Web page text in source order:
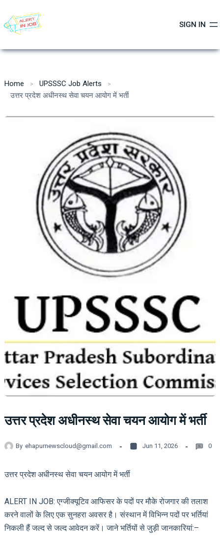
content
SIGN IN
Home
UPSSSC Job Alerts
उत्तर प्रदेश अधीनस्थ सेवा चयन आयोग में भर्ती
उत्तर प्रदेश अधीनस्थ सेवा चयन आयोग में भर्ती
By ehapurnewscloud@gmail.com Jun 11, 2026 0
उत्तर प्रदेश अधीनस्थ सेवा चयन आयोग में भर्ती
ALERT IN JOB: एग्जीक्यूटिव आफिसर के पदों पर मौके रोजगार की तलाश
करने वालों के लिए एक सुनहरा अवसर है। संस्थान में विभिन्न पदों पर भर्तियां
निकली हैं जल्द से जल्द आवेदन करें। जाने भर्तियों से जुड़ी जानकारियां:–